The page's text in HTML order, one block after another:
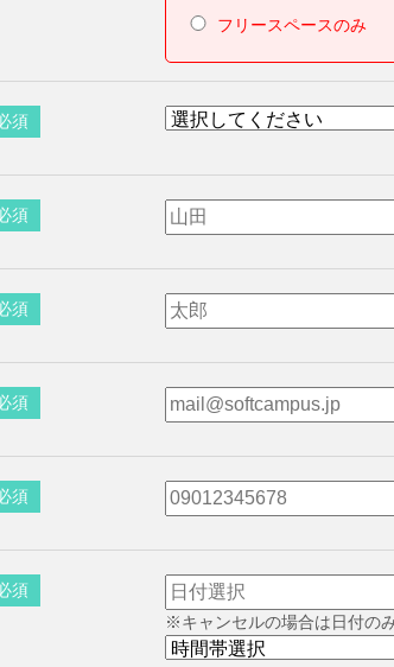
フリースペースのみ
須
須
須
須
須
須
※キャンセルの場合は日付の